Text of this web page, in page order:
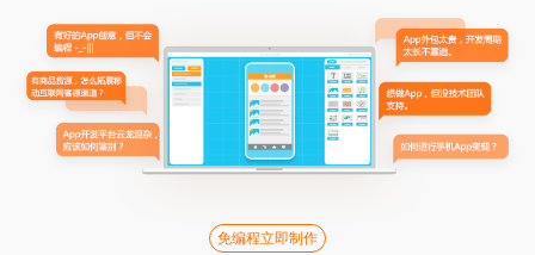
免编程立即制作